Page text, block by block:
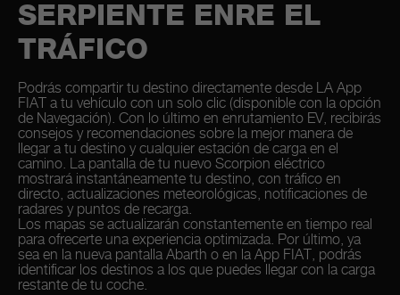
SERPIENTE ENRE EL
TRÁFICO
Podrás compartir tu destino directamente desde LA App
FIAT a tu vehículo con un solo clic (disponible con la opción
de Navegación). Con lo último en enrutamiento EV, recibirás
consejos y recomendaciones sobre la mejor manera de
llegar a tu destino y cualquier estación de carga en el
camino. La pantalla de tu nuevo Scorpion eléctrico
mostrará instantáneamente tu destino, con tráfico en
directo, actualizaciones meteorológicas, notificaciones de
radares y puntos de recarga.
Los mapas se actualizarán constantemente en tiempo real
para ofrecerte una experiencia optimizada. Por último, ya
sea en la nueva pantalla Abarth o en la App FIAT, podrás
identificar los destinos a los que puedes llegar con la carga
restante de tu coche.